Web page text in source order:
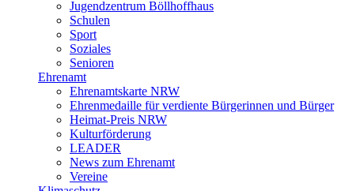
Jugendzentrum Böllhoffhaus
Schulen
Sport
Soziales
Senioren
Ehrenamt
Ehrenamtskarte NRW
Ehrenmedaille für verdiente Bürgerinnen und Bürger
Heimat-Preis NRW
Kulturförderung
LEADER
News zum Ehrenamt
Vereine